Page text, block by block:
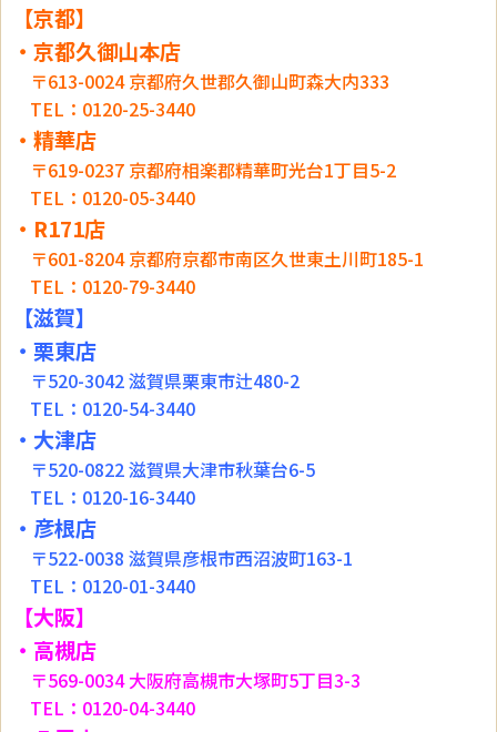
【京都】
・京都久御山本店
〒613-0024 京都府久世郡久御山町森大内333
TEL：0120-25-3440
・精華店
〒619-0237 京都府相楽郡精華町光台1丁目5-2
TEL：0120-05-3440
・R171店
〒601-8204 京都府京都市南区久世東土川町185-1
TEL：0120-79-3440
【滋賀】
・ 栗東店
〒520-3042 滋賀県栗東市辻480-2
TEL：0120-54-3440
・大津店
〒520-0822 滋賀県大津市秋葉台6-5
TEL：0120-16-3440
・彦根店
〒522-0038 滋賀県彦根市西沼波町163-1
TEL：0120-01-3440
【大阪】
・高槻店
〒569-0034 大阪府高槻市大塚町5丁目3-3
TEL：0120-04-3440